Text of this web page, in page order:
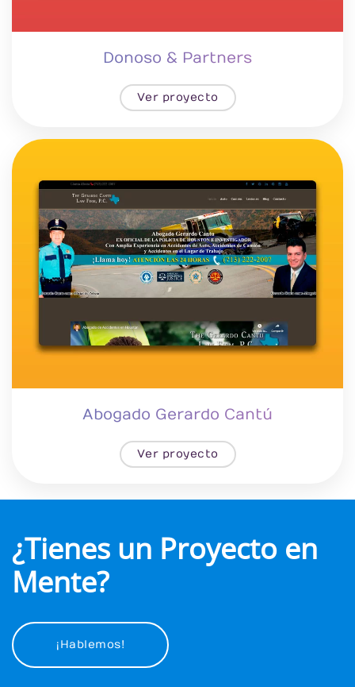
Donoso & Partners
Ver proyecto
Abogado Gerardo Cantú
Ver proyecto
¿Tienes un Proyecto en
Mente?
¡Hablemos!